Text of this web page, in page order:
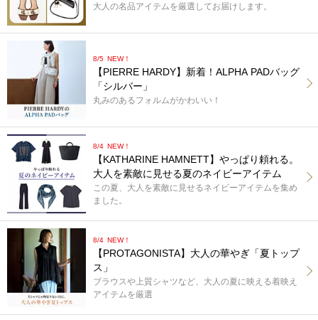
大人の名品アイテムを厳選してお届けします。
8/5 NEW！
【PIERRE HARDY】新着！ALPHA PADバッグ
「シルバー」
丸みのあるフォルムがかわいい！
8/4 NEW！
【KATHARINE HAMNETT】やっぱり頼れる。
大人を素敵に見せる夏のネイビーアイテム
この夏、大人を素敵に見せるネイビーアイテムを集め
ました。
8/4 NEW！
【PROTAGONISTA】大人の華やぎ「夏トップ
ス」
ブラウスや上質シャツなど、大人の夏に映える着映え
アイテムを厳選